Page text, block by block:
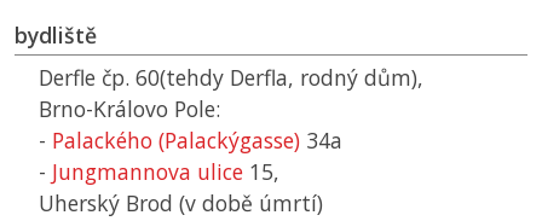
bydliště
Derfle čp. 60(tehdy Derfla, rodný dům),
Brno-Královo Pole:
- Palackého (Palackýgasse) 34a
- Jungmannova ulice 15,
Uherský Brod (v době úmrtí)